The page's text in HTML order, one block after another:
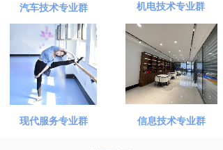
信息技术专业群
机电技术专业群
汽车技术专业群
现代服务专业群
Travel creative
创意行程